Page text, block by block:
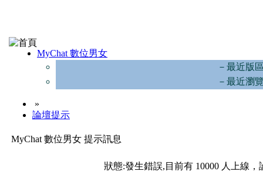
MyChat 數位男女
－最近版
－最近瀏
»
論壇提示
MyChat 數位男女 提示訊息
狀態:發生錯誤,目前有 10000 人上線